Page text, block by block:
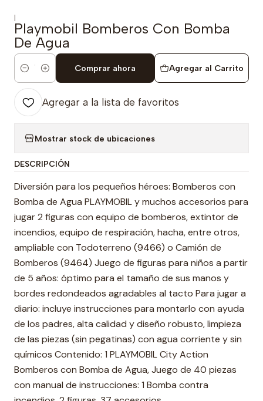
|
Playmobil Bomberos Con Bomba
De Agua
Cantidad
Agregar al Carrito
Comprar ahora
Agregar a la lista de favoritos
Mostrar stock de ubicaciones
DESCRIPCIÓN
Diversión para los pequeños héroes: Bomberos con
Bomba de Agua PLAYMOBIL y muchos accesorios para
jugar 2 figuras con equipo de bomberos, extintor de
incendios, equipo de respiración, hacha, entre otros,
ampliable con Todoterreno (9466) o Camión de
Bomberos (9464) Juego de figuras para niños a partir
de 5 años: óptimo para el tamaño de sus manos y
bordes redondeados agradables al tacto Para jugar a
diario: incluye instrucciones para montarlo con ayuda
de los padres, alta calidad y diseño robusto, limpieza
de las piezas (sin pegatinas) con agua corriente y sin
químicos Contenido: 1 PLAYMOBIL City Action
Bomberos con Bomba de Agua, Juego de 40 piezas
con manual de instrucciones: 1 Bomba contra